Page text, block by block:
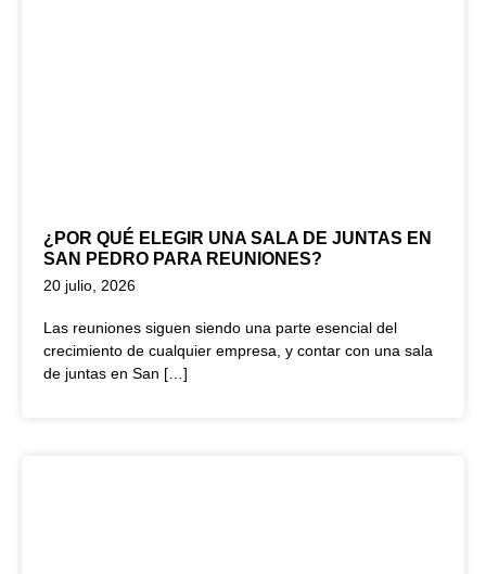
¿POR QUÉ ELEGIR UNA SALA DE JUNTAS EN
SAN PEDRO PARA REUNIONES?
20 julio, 2026
Las reuniones siguen siendo una parte esencial del
crecimiento de cualquier empresa, y contar con una sala
de juntas en San […]